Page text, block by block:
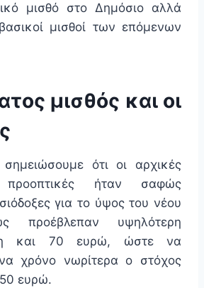
μισθό στο Δημόσιο αλλά
μισθοί των επόμενων
μισθός και οι
ότι οι αρχικές
προοπτικές ήταν σαφώς
για το ύψος του νέου
προέβλεπαν υψηλότερη
και 70 ευρώ, ώστε να
χρόνο νωρίτερα ο στόχος
ευρώ.